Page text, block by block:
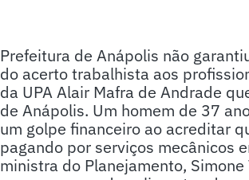
Prefeitura de Anápolis não
do acerto trabalhista aos
da UPA Alair Mafra de Andrade
de Anápolis. Um homem de 37
um golpe financeiro ao acreditar
pagando por serviços mecânicos
ministra do Planejamento,